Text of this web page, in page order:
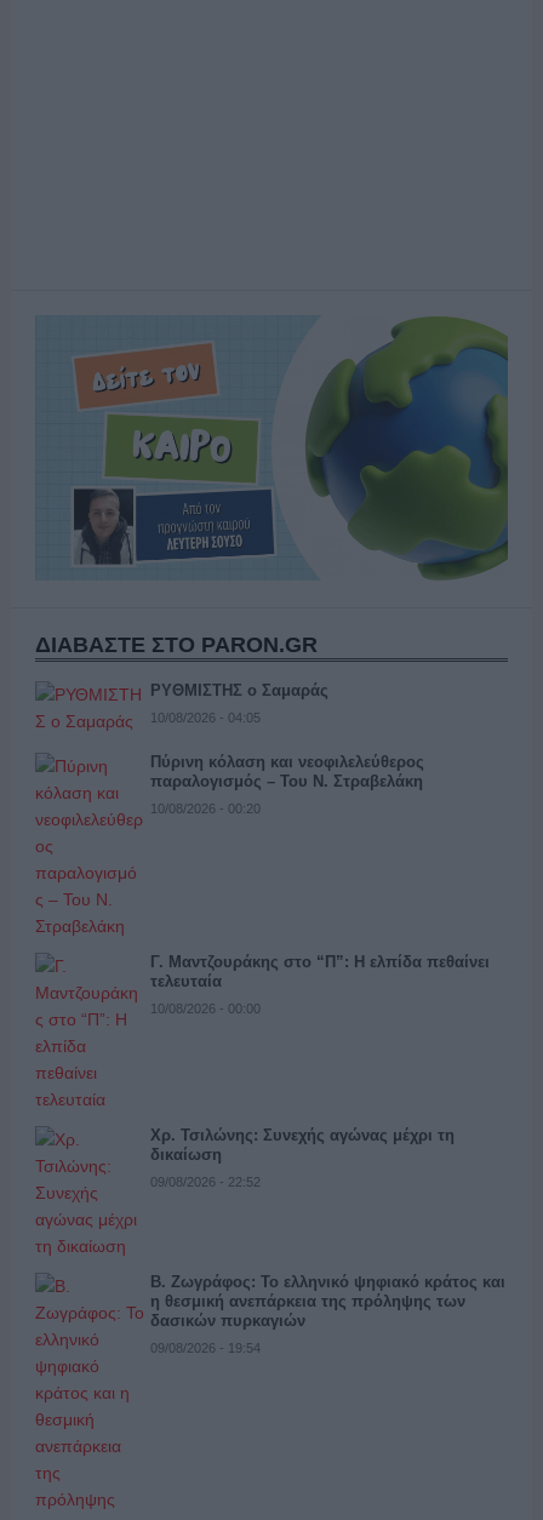
ΔΙΑΒΑΣΤΕ ΣΤΟ PARON.GR
ΡΥΘΜΙΣΤΗΣ ο Σαμαράς
10/08/2026 - 04:05
Πύρινη κόλαση και νεοφιλελεύθερος
παραλογισμός – Του Ν. Στραβελάκη
10/08/2026 - 00:20
Γ. Μαντζουράκης στο “Π”: Η ελπίδα πεθαίνει
τελευταία
10/08/2026 - 00:00
Χρ. Τσιλώνης: Συνεχής αγώνας μέχρι τη
δικαίωση
09/08/2026 - 22:52
Β. Ζωγράφος: Το ελληνικό ψηφιακό κράτος και
η θεσμική ανεπάρκεια της πρόληψης των
δασικών πυρκαγιών
09/08/2026 - 19:54